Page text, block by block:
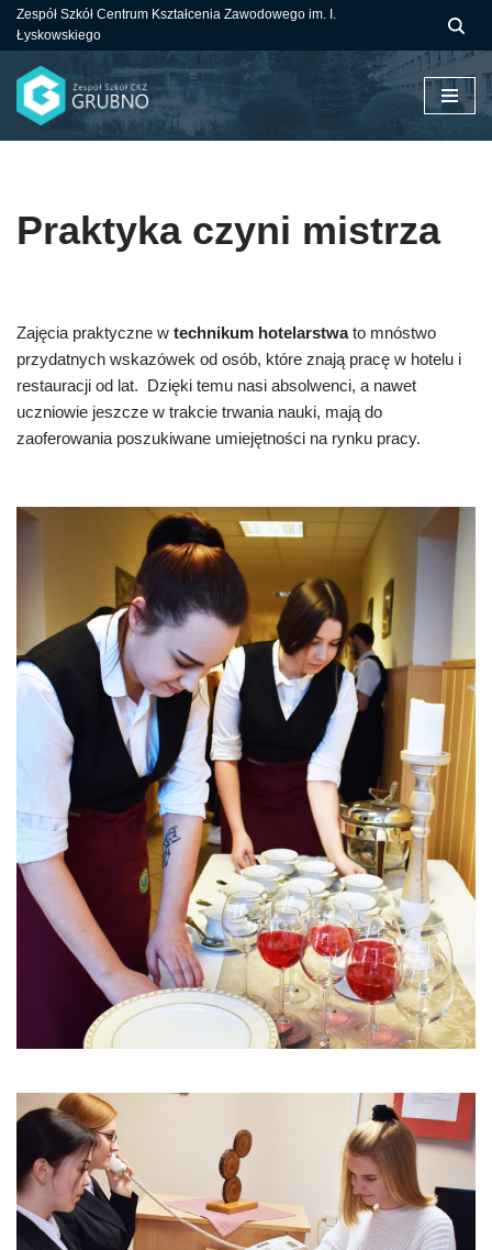
do
treści
Zespół Szkół Centrum Kształcenia Zawodowego im. I.
Łyskowskiego
Praktyka czyni mistrza
Zajęcia praktyczne w technikum hotelarstwato mnóstwo
przydatnych wskazówek od osób, które znają pracę w hotelu i
restauracji od lat. Dzięki temu nasi absolwenci, a nawet
uczniowie jeszcze w trakcie trwania nauki, mają do
zaoferowania poszukiwane umiejętności na rynku pracy.